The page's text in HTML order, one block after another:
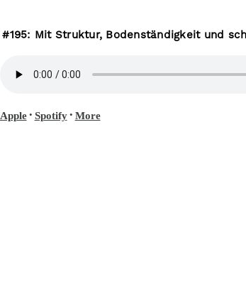
#195: Mit Struktur, Bodenständigkeit und
Apple• Spotify• More